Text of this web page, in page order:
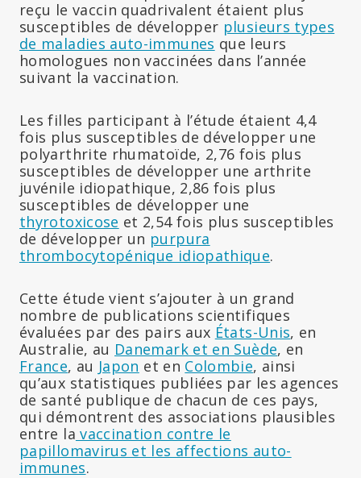
reçu le vaccin quadrivalent étaient plus
susceptibles de développer plusieurs types
de maladies auto-immunes que leurs
homologues non vaccinées dans l’année
suivant la vaccination.
Les filles participant à l’étude étaient 4,4
fois plus susceptibles de développer une
polyarthrite rhumatoïde, 2,76 fois plus
susceptibles de développer une arthrite
juvénile idiopathique, 2,86 fois plus
susceptibles de développer une
thyrotoxicose et 2,54 fois plus susceptibles
de développer un purpura
thrombocytopénique idiopathique.
Cette étude vient s’ajouter à un grand
nombre de publications scientifiques
évaluées par des pairs aux États-Unis, en
Australie, au Danemark et en Suède, en
France, au Japon et en Colombie, ainsi
qu’aux statistiques publiées par les agences
de santé publique de chacun de ces pays,
qui démontrent des associations plausibles
entre la vaccination contre le
papillomavirus et les affections auto-
immunes.